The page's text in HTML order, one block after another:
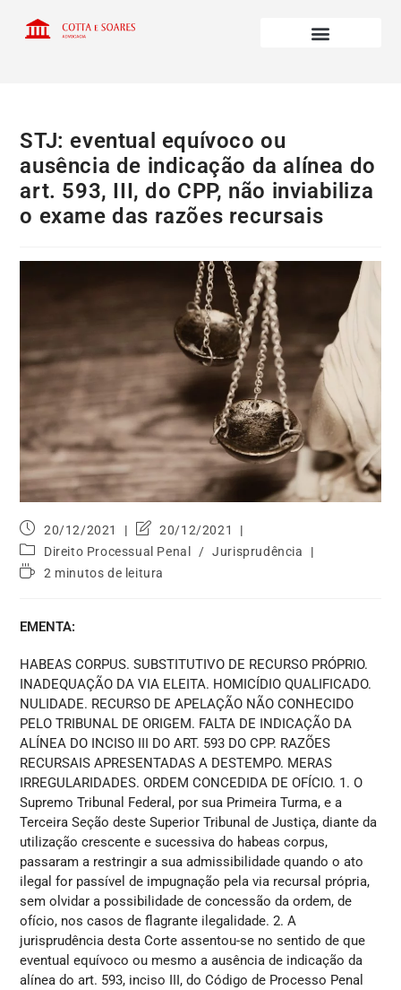
STJ: eventual equívoco ou
ausência de indicação da alínea do
art. 593, III, do CPP, não inviabiliza
o exame das razões recursais
20/12/2021
20/12/2021
Direito Processual Penal
/ Jurisprudência
2 minutos de leitura
EMENTA:
HABEAS CORPUS. SUBSTITUTIVO DE RECURSO PRÓPRIO.
INADEQUAÇÃO DA VIA ELEITA. HOMICÍDIO QUALIFICADO.
NULIDADE. RECURSO DE APELAÇÃO NÃO CONHECIDO
PELO TRIBUNAL DE ORIGEM. FALTA DE INDICAÇÃO DA
ALÍNEA DO INCISO III DO ART. 593 DO CPP. RAZÕES
RECURSAIS APRESENTADAS A DESTEMPO. MERAS
IRREGULARIDADES. ORDEM CONCEDIDA DE OFÍCIO. 1. O
Supremo Tribunal Federal, por sua Primeira Turma, e a
Terceira Seção deste Superior Tribunal de Justiça, diante da
utilização crescente e sucessiva do habeas corpus,
passaram a restringir a sua admissibilidade quando o ato
ilegal for passível de impugnação pela via recursal própria,
sem olvidar a possibilidade de concessão da ordem, de
ofício, nos casos de flagrante ilegalidade. 2. A
jurisprudência desta Corte assentou-se no sentido de que
eventual equívoco ou mesmo a ausência de indicação da
alínea do art. 593, inciso III, do Código de Processo Penal